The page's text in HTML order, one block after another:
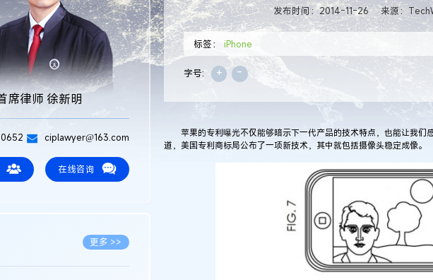
席律师 徐新明
ciplawyer@163.com
在线咨询
更多 >>
发布时间：2014-11-26 来源：
标签： iPhone
字号: + -
苹果的专利曝光不仅能够暗示下一代产品的技术特点，也能让我们
道，美国专利商标局公布了一项新技术，其中就包括摄像头稳定成像。